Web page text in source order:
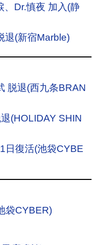
、Dr.慎夜 加入(静
退(新宿Marble)
脱退(西九条BRAN
(HOLIDAY SHIN
日復活(池袋CYBE
袋CYBER)